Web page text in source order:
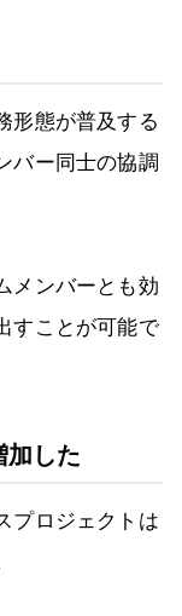
形態が普及する
バー同士の協調
メンバーとも効
すことが可能で
加した
プロジェクトは